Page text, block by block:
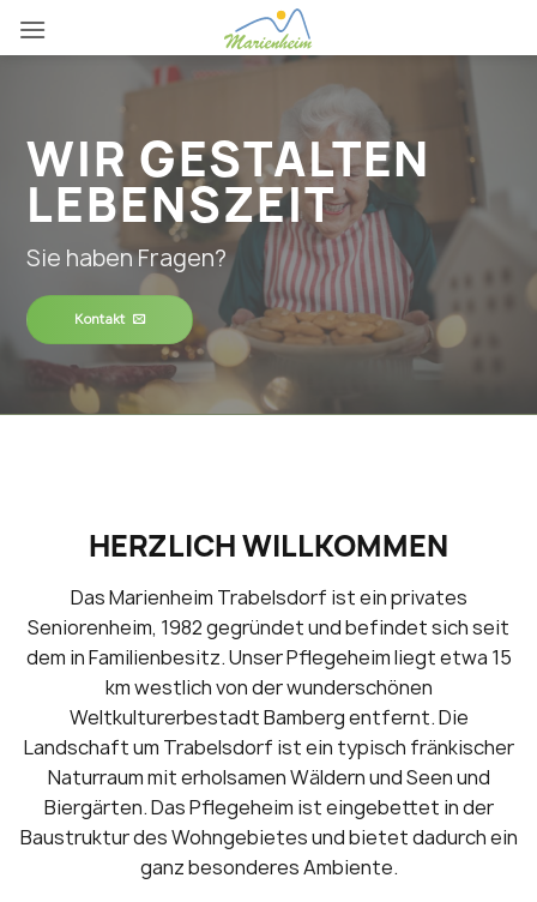
Inhalt
WIR GESTALTEN
LEBENSZEIT
Sie haben Fragen?
Kontakt
HERZLICH WILLKOMMEN
Das Marienheim Trabelsdorf ist ein privates
Seniorenheim, 1982 gegründet und befindet sich seit
dem in Familienbesitz. Unser Pflegeheim liegt etwa 15
km westlich von der wunderschönen
Weltkulturerbestadt Bamberg entfernt. Die
Landschaft um Trabelsdorf ist ein typisch fränkischer
Naturraum mit erholsamen Wäldern und Seen und
Biergärten. Das Pflegeheim ist eingebettet in der
Baustruktur des Wohngebietes und bietet dadurch ein
ganz besonderes Ambiente.